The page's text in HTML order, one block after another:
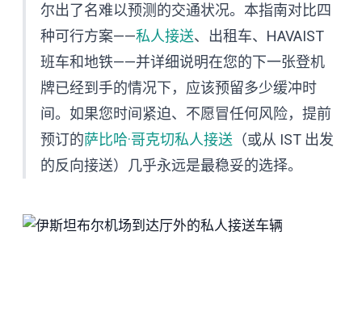
尔出了名难以预测的交通状况。本指南对比四
种可行方案——私人接送、出租车、HAVAIST
班车和地铁——并详细说明在您的下一张登机
牌已经到手的情况下，应该预留多少缓冲时
间。如果您时间紧迫、不愿冒任何风险，提前
预订的萨比哈·哥克切私人接送 （或从 IST 出发
的反向接送）几乎永远是最稳妥的选择。